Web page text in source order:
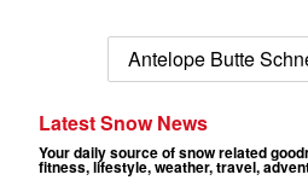
Antelope Butte